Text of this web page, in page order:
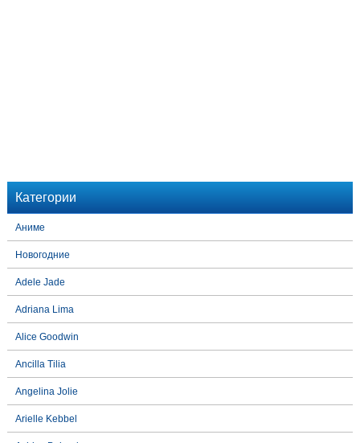
Категории
Аниме
Новогодние
Adele Jade
Adriana Lima
Alice Goodwin
Ancilla Tilia
Angelina Jolie
Arielle Kebbel